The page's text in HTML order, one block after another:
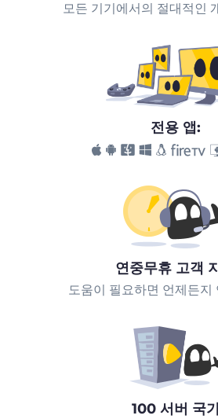
모든 기기에서의 절대적인
전용 앱:
연중무휴 고객
도움이 필요하면 언제든지
100 서버 국